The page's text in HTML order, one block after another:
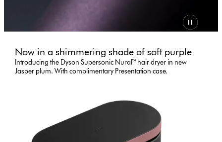
Now in a shimmering shade of soft purple
Introducing the Dyson Supersonic Nural™ hair dryer in new
Jasper plum. With complimentary Presentation case.